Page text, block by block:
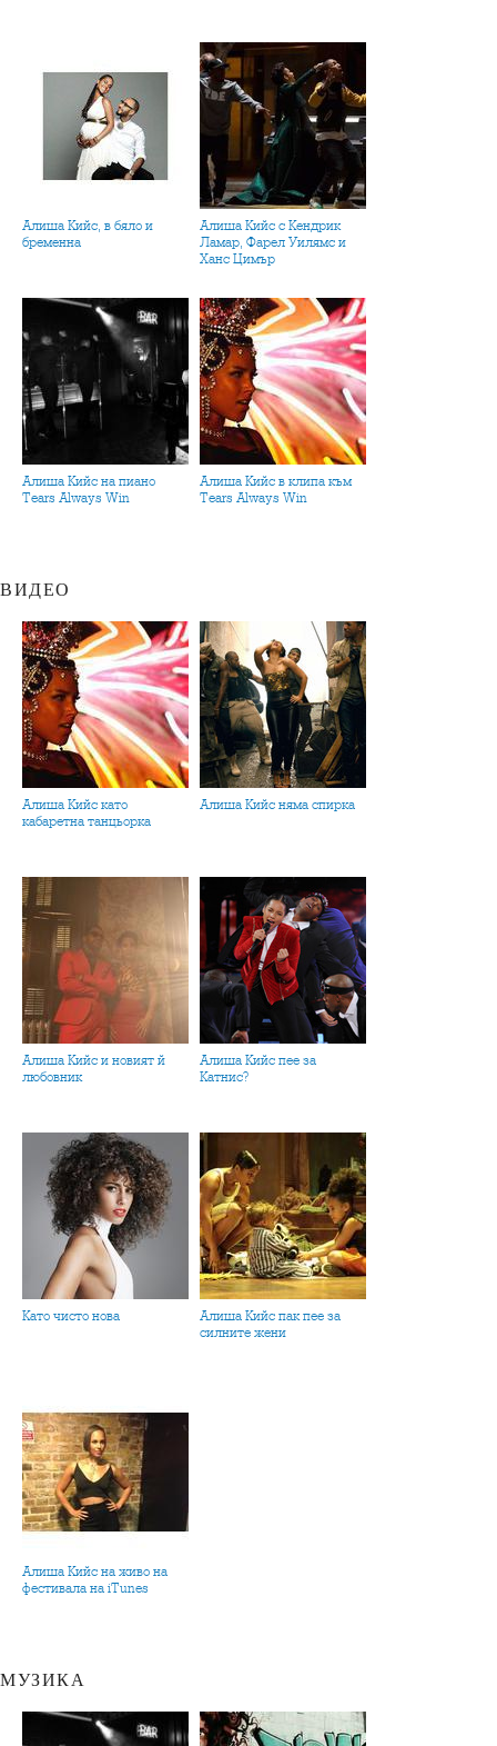
Алиша Кийс, в бяло и
бременна
Алиша Кийс с Кендрик
Ламар, Фарел Уилямс и
Ханс Цимър
Алиша Кийс на пиано
Tears Always Win
Алиша Кийс в клипа към
Tears Always Win
ВИДЕО
Алиша Кийс като
кабаретна танцьорка
Алиша Кийс няма спиркa
Алиша Кийс и новият й
любовник
Алиша Кийс пее за
Катнис?
Като чисто нова
Алиша Кийс пак пее за
силните жени
Алиша Кийс на живо на
фестивала на iTunes
МУЗИКА